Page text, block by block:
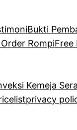
Bukti
RompiFree
Kemeja
privacy